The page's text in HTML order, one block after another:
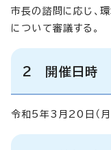
市長の諮問に応じ、
について審議する。
2 開催日時
令和5年3月20日（月